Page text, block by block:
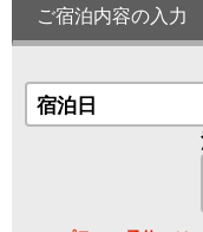
【客室設備】
露天風呂／バス／ウ
ト／ハンドソープ／
ィソープ／Wi-Fi
ハンドタオル／バス
ご宿泊内容の入力
宿泊日